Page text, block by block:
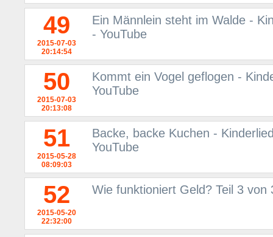
49
2015-07-03
20:14:54
Ein Männlein steht im Walde -
- YouTube
50
2015-07-03
20:13:08
Kommt ein Vogel geflogen -
YouTube
51
2015-05-28
08:09:03
Backe, backe Kuchen -
YouTube
52
2015-05-20
22:32:00
Wie funktioniert Geld? Teil 3 von